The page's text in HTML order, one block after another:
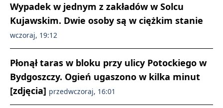
Wypadek w jednym z zakładów w Solcu
Kujawskim. Dwie osoby są w ciężkim stanie
wczoraj, 19:12
Płonął taras w bloku przy ulicy Potockiego w
Bydgoszczy. Ogień ugaszono w kilka minut
[zdjęcia] przedwczoraj, 16:01